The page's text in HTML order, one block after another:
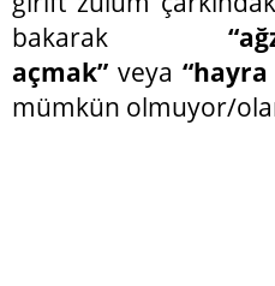
bakarak
açmak” veya
mümkün olmuyor/